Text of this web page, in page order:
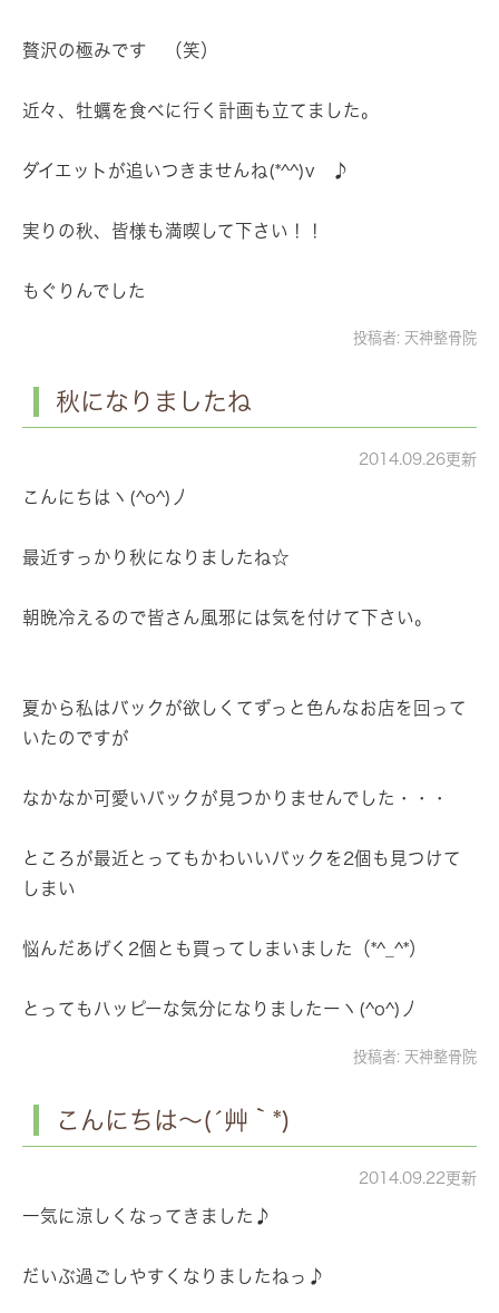
贅沢の極みです （笑）
近々、牡蠣を食べに行く計画も立てました。
ダイエットが追いつきませんね(*^^)v ♪
実りの秋、皆様も満喫して下さい！！
もぐりんでした
投稿者: 天神整骨院
秋になりましたね
2014.09.26更新
こんにちはヽ(^o^)丿
最近すっかり秋になりましたね☆
朝晩冷えるので皆さん風邪には気を付けて下さい。
夏から私はバックが欲しくてずっと色んなお店を回って
いたのですが
なかなか可愛いバックが見つかりませんでした・・・
ところが最近とってもかわいいバックを2個も見つけて
しまい
悩んだあげく2個とも買ってしまいました（*^_^*）
とってもハッピーな気分になりましたーヽ(^o^)丿
投稿者: 天神整骨院
こんにちは～(´艸｀*)
2014.09.22更新
一気に涼しくなってきました♪
だいぶ過ごしやすくなりましたねっ♪